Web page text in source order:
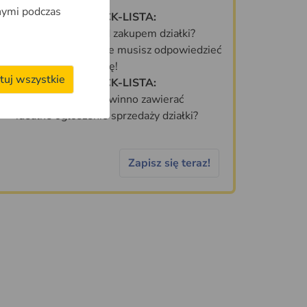
DARMOWA CHECK-LISTA:
Co sprawdzić przed zakupem działki?
70 PYTAŃ, na które musisz odpowiedzieć
zanim kupisz działkę!
DARMOWA CHECK-LISTA:
Jakie informacje powinno zawierać
idealne ogłoszenie sprzedaży działki?
Zapisz się teraz!
podczas
wszystkie